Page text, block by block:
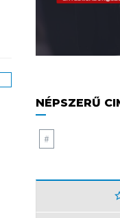
NÉPSZERŰ
#